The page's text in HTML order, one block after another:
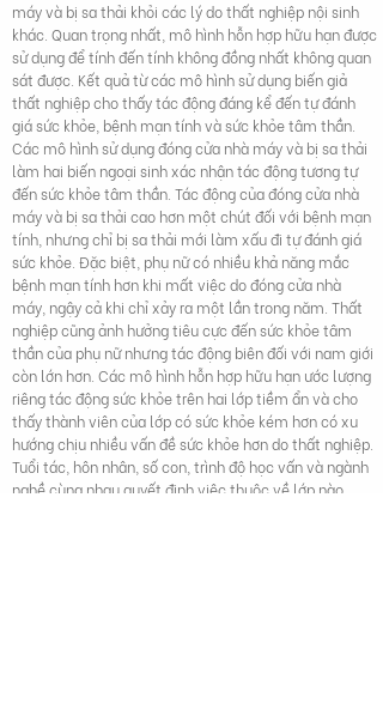
máy và bị sa thải khỏi các lý do thất nghiệp nội sinh
khác. Quan trọng nhất, mô hình hỗn hợp hữu hạn được
sử dụng để tính đến tính không đồng nhất không quan
sát được. Kết quả từ các mô hình sử dụng biến giả
thất nghiệp cho thấy tác động đáng kể đến tự đánh
giá sức khỏe, bệnh mạn tính và sức khỏe tâm thần.
Các mô hình sử dụng đóng cửa nhà máy và bị sa thải
làm hai biến ngoại sinh xác nhận tác động tương tự
đến sức khỏe tâm thần. Tác động của đóng cửa nhà
máy và bị sa thải cao hơn một chút đối với bệnh mạn
tính, nhưng chỉ bị sa thải mới làm xấu đi tự đánh giá
sức khỏe. Đặc biệt, phụ nữ có nhiều khả năng mắc
bệnh mạn tính hơn khi mất việc do đóng cửa nhà
máy, ngậy cả khi chỉ xảy ra một lần trong năm. Thất
nghiệp cũng ảnh hưởng tiêu cực đến sức khỏe tâm
thần của phụ nữ nhưng tác động biên đối với nam giới
còn lớn hơn. Các mô hình hỗn hợp hữu hạn ước lượng
riêng tác động sức khỏe trên hai lớp tiềm ẩn và cho
thấy thành viên của lớp có sức khỏe kém hơn có xu
hướng chịu nhiều vấn đề sức khỏe hơn do thất nghiệp.
Tuổi tác, hôn nhân, số con, trình độ học vấn và ngành
nghề cùng nhau quyết định việc thuộc về lớp nào.